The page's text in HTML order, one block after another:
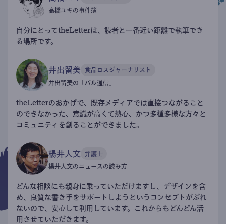
高橋ユキの事件簿
自分にとってtheLetterは、読者と一番近い距離で執筆でき
る場所です。
井出留美 食品ロスジャーナリスト
井出留美の「パル通信」
theLetterのおかげで、既存メディアでは直接つながること
のできなかった、意識が高くて熱心、かつ多種多様な方々と
コミュニティを創ることができました。
楊井人文 弁護士
楊井人文のニュースの読み方
どんな相談にも親身に乗っていただけますし、デザインを含
め、良質な書き手をサポートしようというコンセプトがぶれ
ないので、安心して利用しています。これからもどんどん活
用させていただきます。